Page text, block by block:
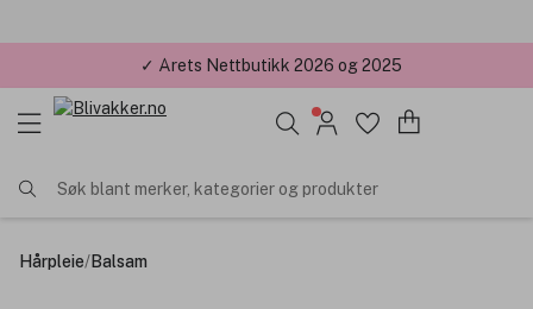
✓ Årets Nettbutikk 2026 og 2025
Søk blant merker, kategorier og produkter
Hårpleie/Balsam